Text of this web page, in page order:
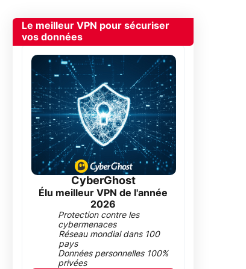
Le meilleur VPN pour sécuriser
vos données
CyberGhost
Élu meilleur VPN de l'année
2026
Protection contre les
cybermenaces
Réseau mondial dans 100
pays
Données personnelles 100%
privées